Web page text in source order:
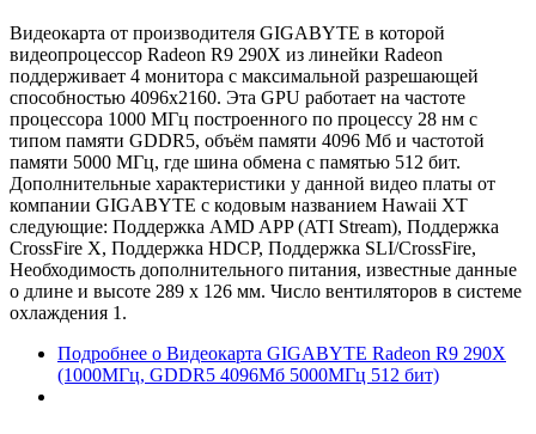
Видеокарта от производителя GIGABYTE в которой
видеопроцессор Radeon R9 290X из линейки Radeon
поддерживает 4 монитора с максимальной разрешающей
способностью 4096x2160. Эта GPU работает на частоте
процессора 1000 МГц построенного по процессу 28 нм с
типом памяти GDDR5, объём памяти 4096 Мб и частотой
памяти 5000 МГц, где шина обмена с памятью 512 бит.
Дополнительные характеристики у данной видео платы от
компании GIGABYTE с кодовым названием Hawaii XT
следующие: Поддержка AMD APP (ATI Stream), Поддержка
CrossFire X, Поддержка HDCP, Поддержка SLI/CrossFire,
Необходимость дополнительного питания, известные данные
о длине и высоте 289 х 126 мм. Число вентиляторов в системе
охлаждения 1.
Подробнее о Видеокарта GIGABYTE Radeon R9 290X
(1000МГц, GDDR5 4096Мб 5000МГц 512 бит)